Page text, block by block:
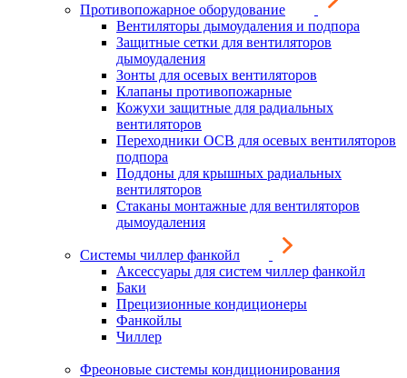
Противопожарное оборудование
Вентиляторы дымоудаления и подпора
Защитные сетки для вентиляторов
дымоудаления
Зонты для осевых вентиляторов
Клапаны противопожарные
Кожухи защитные для радиальных
вентиляторов
Переходники ОСВ для осевых вентиляторов
подпора
Поддоны для крышных радиальных
вентиляторов
Стаканы монтажные для вентиляторов
дымоудаления
Системы чиллер фанкойл
Аксессуары для систем чиллер фанкойл
Баки
Прецизионные кондиционеры
Фанкойлы
Чиллер
Фреоновые системы кондиционирования